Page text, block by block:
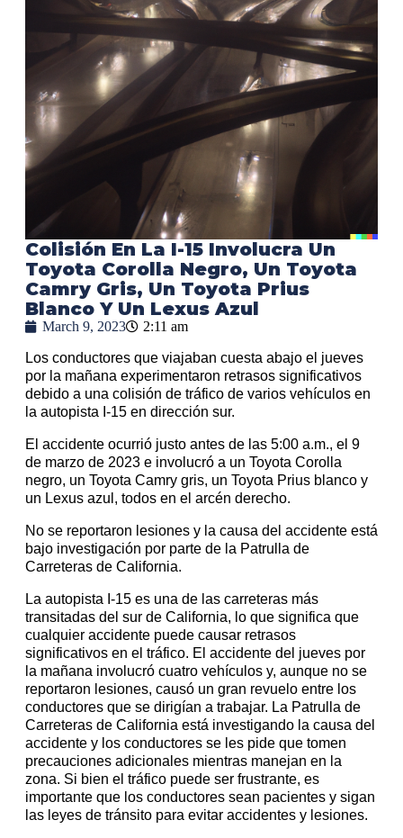
Colisión En La I-15 Involucra Un
Toyota Corolla Negro, Un Toyota
Camry Gris, Un Toyota Prius
Blanco Y Un Lexus Azul
March 9, 2023 2:11 am
Los conductores que viajaban cuesta abajo el jueves
por la mañana experimentaron retrasos significativos
debido a una colisión de tráfico de varios vehículos en
la autopista I-15 en dirección sur.
El accidente ocurrió justo antes de las 5:00 a.m., el 9
de marzo de 2023 e involucró a un Toyota Corolla
negro, un Toyota Camry gris, un Toyota Prius blanco y
un Lexus azul, todos en el arcén derecho.
No se reportaron lesiones y la causa del accidente está
bajo investigación por parte de la Patrulla de
Carreteras de California.
La autopista I-15 es una de las carreteras más
transitadas del sur de California, lo que significa que
cualquier accidente puede causar retrasos
significativos en el tráfico. El accidente del jueves por
la mañana involucró cuatro vehículos y, aunque no se
reportaron lesiones, causó un gran revuelo entre los
conductores que se dirigían a trabajar. La Patrulla de
Carreteras de California está investigando la causa del
accidente y los conductores se les pide que tomen
precauciones adicionales mientras manejan en la
zona. Si bien el tráfico puede ser frustrante, es
importante que los conductores sean pacientes y sigan
las leyes de tránsito para evitar accidentes y lesiones.